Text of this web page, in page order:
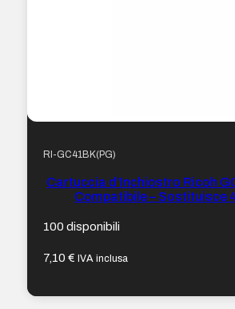
RI-GC41BK(PG)
Cartuccia d’Inchiostro Ricoh
Compatibile – Sostituisce
100 disponibili
7,10€ IVA inclusa